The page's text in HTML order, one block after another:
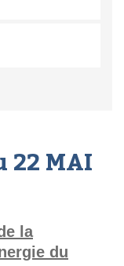
22 MAI
la
du